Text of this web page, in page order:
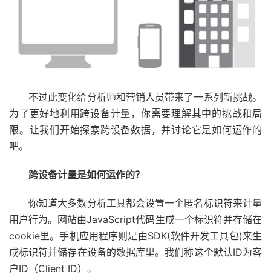
不过此变化给分析师和营销人员带来了一系列新挑战。
为了更好地利用跨设备计量，你需要理解其中的挑战和局
限。让我们开始探索跨设备数据，并讨论它是如何运作的
吧。
跨设备计量是如何运作的？
你知道大多数分析工具都会设置一个匿名标识符来计量
用户行为。网站由JavaScript代码生成一个标识符并存储在
cookie里。手机应用程序则是由SDK(软件开发工具包)来生
成标识符并储存在设备的数据库里。我们称这个默认ID为客
户ID（Client ID）。